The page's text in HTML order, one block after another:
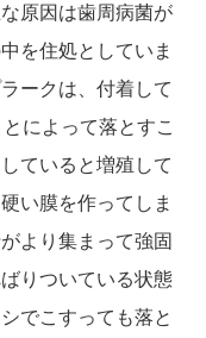
原因は歯周病菌が
を住処としていま
ークは、付着して
によって落とすこ
ていると増殖して
い膜を作ってしま
より集まって強固
りついている状態
でこすっても落と